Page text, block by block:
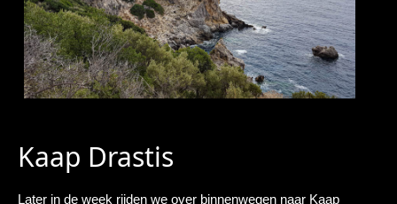
Kaap Drastis
Later in de week rijden we over binnenwegen naar Kaap